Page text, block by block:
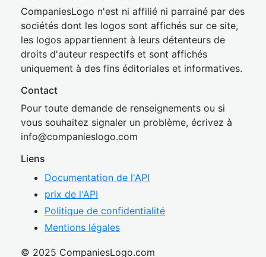
CompaniesLogo n'est ni affilié ni parrainé par des
sociétés dont les logos sont affichés sur ce site,
les logos appartiennent à leurs détenteurs de
droits d'auteur respectifs et sont affichés
uniquement à des fins éditoriales et informatives.
Contact
Pour toute demande de renseignements ou si
vous souhaitez signaler un problème, écrivez à
info@companieslogo.com
Liens
Documentation de l'API
prix de l'API
Politique de confidentialité
Mentions légales
© 2025 CompaniesLogo.com